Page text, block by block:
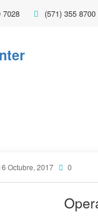
7028 (571) 355 8700
Octubre, 2017 0